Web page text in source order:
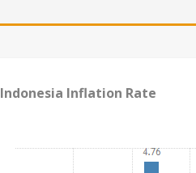
Indonesia Inflation Rate